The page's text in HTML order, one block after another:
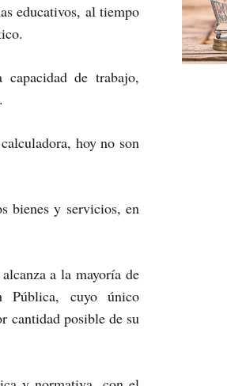
educativos, al tiempo
de trabajo,
hoy no son
bienes y servicios, en
a la mayoría de
Pública, cuyo único
cantidad posible de su